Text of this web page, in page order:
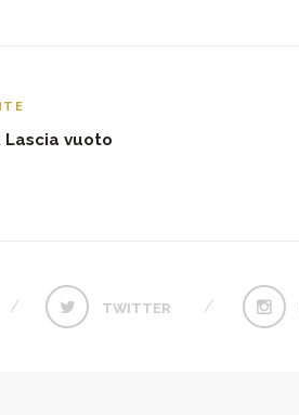
Lascia vuoto
TWITTER